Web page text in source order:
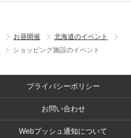
お昼開催
北海道のイベント
ショッピング施設のイベント
プライバシーポリシー
お問い合わせ
Webプッシュ通知について